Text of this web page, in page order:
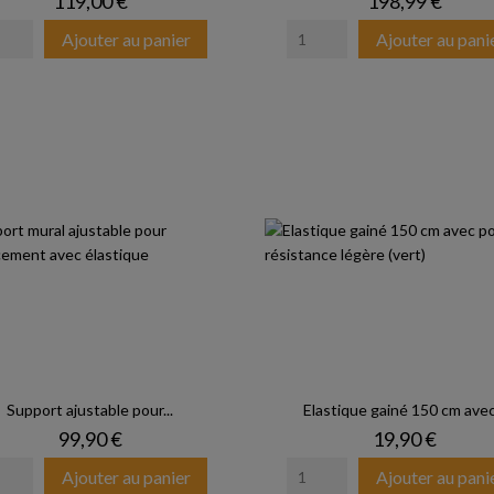
Ajouter au panier Ajouter au
Support ajustable pour...
Prix
99,90 €
Ajouter au panier
Elastique gainé 150 cm
Prix
19,90 €
Ajouter au